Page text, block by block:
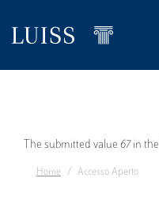
contenuto
Messaggio
di
The submitted value 67 in the
Home Accesso Aperto